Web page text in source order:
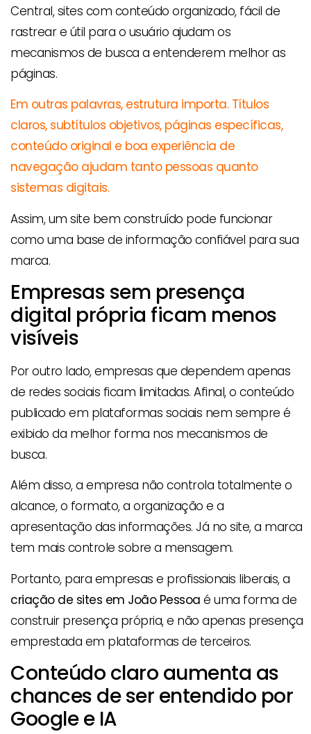
Central, sites com conteúdo organizado, fácil de
rastrear e útil para o usuário ajudam os
mecanismos de busca a entenderem melhor as
páginas.
Em outras palavras, estrutura importa. Títulos
claros, subtítulos objetivos, páginas específicas,
conteúdo original e boa experiência de
navegação ajudam tanto pessoas quanto
sistemas digitais.
Assim, um site bem construído pode funcionar
como uma base de informação confiável para sua
marca.
Empresas sem presença
digital própria ficam menos
visíveis
Por outro lado, empresas que dependem apenas
de redes sociais ficam limitadas. Afinal, o conteúdo
publicado em plataformas sociais nem sempre é
exibido da melhor forma nos mecanismos de
busca.
Além disso, a empresa não controla totalmente o
alcance, o formato, a organização e a
apresentação das informações. Já no site, a marca
tem mais controle sobre a mensagem.
Portanto, para empresas e profissionais liberais, a
criação de sites em João Pessoa é uma forma de
construir presença própria, e não apenas presença
emprestada em plataformas de terceiros.
Conteúdo claro aumenta as
chances de ser entendido por
Google e IA